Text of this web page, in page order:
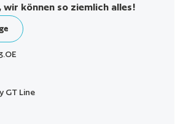
wir können so ziemlich alles!
GT Line